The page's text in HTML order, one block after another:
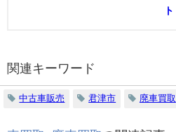
ト
関連キーワード
中古車販売 君津市 廃車買取